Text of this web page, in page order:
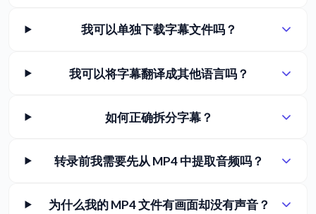
我可以单独下载字幕文件吗？
我可以将字幕翻译成其他语言吗？
如何正确拆分字幕？
转录前我需要先从 MP4 中提取音频吗？
为什么我的 MP4 文件有画面却没有声音？